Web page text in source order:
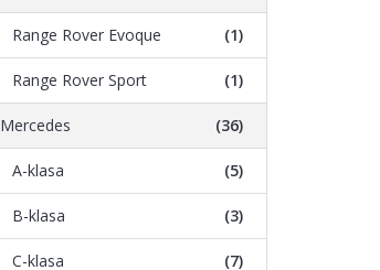
Range Rover Evoque (1)
Range Rover Sport (1)
Mercedes (36)
A-klasa (5)
B-klasa (3)
C-klasa (7)